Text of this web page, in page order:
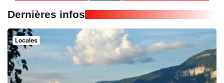
Dernières infos
Locales